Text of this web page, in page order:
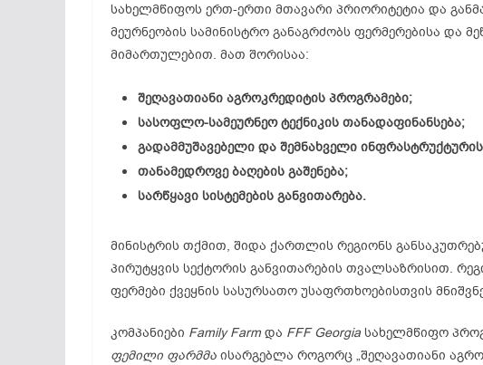
სახელმწიფოს ერთ-ერთი მთავარი პრიორიტეტია და
მეურნეობის სამინისტრო განაგრძობს ფერმერებისა და
მიმართულებით. მათ შორისაა:
შეღავათიანი აგროკრედიტის პროგრამები;
სასოფლო-სამეურნეო ტექნიკის თანადაფინანსება;
გადამმუშავებელი და შემნახველი ინფრასტრუქტურის
თანამედროვე ბაღების გაშენება;
სარწყავი სისტემების განვითარება.
მინისტრის თქმით, შიდა ქართლის რეგიონს
პირუტყვის სექტორის განვითარების თვალსაზრისით.
ფერმები ქვეყნის სასურსათო უსაფრთხოებისთვის
კომპანიები Family Farm და FFF Georgiaსახელმწიფო
ფემილი ფარმმა ისარგებლა როგორც „შეღავათიანი